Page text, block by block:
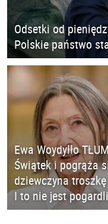
Odsetki od
Polskie państwo
Ewa Woydyłło
Świątek i pogrąża
dziewczyna
I to nie jest